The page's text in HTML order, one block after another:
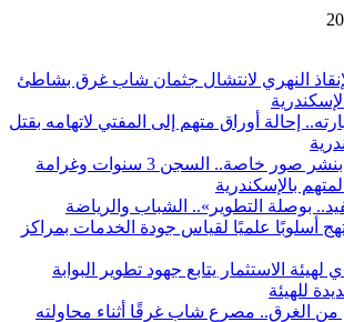
النهري لانتشال جثمان شاب غرق بشاطئ
إحالة أوراق متهم إلى المفتي لاتهامه بقتل
بسبب تهديدها بنشر صور خاصة.. السجن 3 سنوات وغرامة
بوصلة التطوير».. الشباب والرياضة
أسلوبًا علميًا لقياس جودة الخدمات بمراكز
لهيئة الاستثمار يتابع جهود تطوير البوابة
للهيئة
من الغرق.. مصرع شاب غرقًا أثناء محاولته